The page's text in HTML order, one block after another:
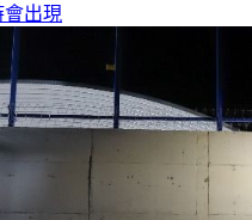
8月緣分排行榜 這星座遇見心
出現